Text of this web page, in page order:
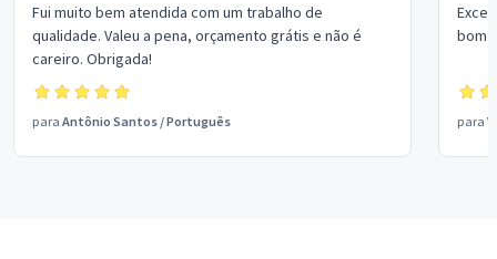
Fui muito bem atendida com um trabalho de
qualidade. Valeu a pena, orçamento grátis e não é
careiro. Obrigada!
para Antônio Santos /Português
bom
para